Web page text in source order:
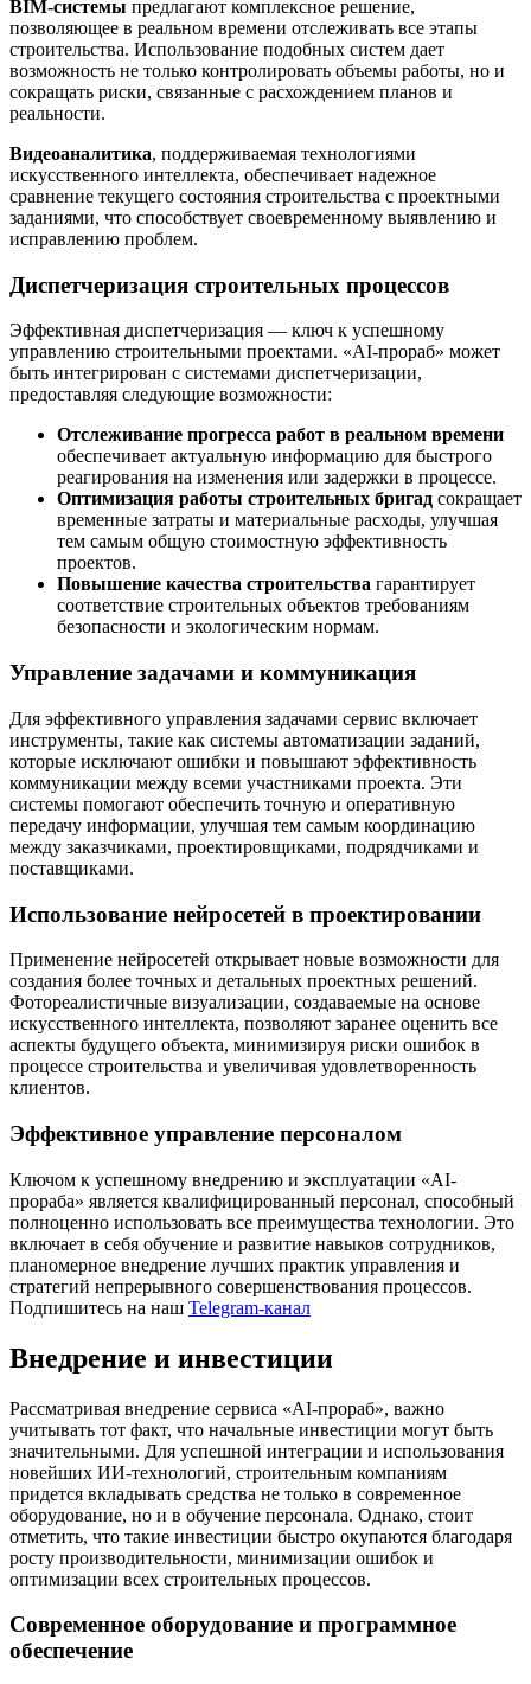
BIM-системы предлагают комплексное решение,
позволяющее в реальном времени отслеживать все этапы
строительства. Использование подобных систем дает
возможность не только контролировать объемы работы, но и
сокращать риски, связанные с расхождением планов и
реальности.
Видеоаналитика, поддерживаемая технологиями
искусственного интеллекта, обеспечивает надежное
сравнение текущего состояния строительства с проектными
заданиями, что способствует своевременному выявлению и
исправлению проблем.
Диспетчеризация строительных процессов
Эффективная диспетчеризация — ключ к успешному
управлению строительными проектами. «AI-прораб» может
быть интегрирован с системами диспетчеризации,
предоставляя следующие возможности:
Отслеживание прогресса работ в реальном времени
обеспечивает актуальную информацию для быстрого
реагирования на изменения или задержки в процессе.
Оптимизация работы строительных бригад сокращает
временные затраты и материальные расходы, улучшая
тем самым общую стоимостную эффективность
проектов.
Повышение качества строительства гарантирует
соответствие строительных объектов требованиям
безопасности и экологическим нормам.
Управление задачами и коммуникация
Для эффективного управления задачами сервис включает
инструменты, такие как системы автоматизации заданий,
которые исключают ошибки и повышают эффективность
коммуникации между всеми участниками проекта. Эти
системы помогают обеспечить точную и оперативную
передачу информации, улучшая тем самым координацию
между заказчиками, проектировщиками, подрядчиками и
поставщиками.
Использование нейросетей в проектировании
Применение нейросетей открывает новые возможности для
создания более точных и детальных проектных решений.
Фотореалистичные визуализации, создаваемые на основе
искусственного интеллекта, позволяют заранее оценить все
аспекты будущего объекта, минимизируя риски ошибок в
процессе строительства и увеличивая удовлетворенность
клиентов.
Эффективное управление персоналом
Ключом к успешному внедрению и эксплуатации «AI-
прораба» является квалифицированный персонал, способный
полноценно использовать все преимущества технологии. Это
включает в себя обучение и развитие навыков сотрудников,
планомерное внедрение лучших практик управления и
стратегий непрерывного совершенствования процессов.
Подпишитесь на наш Telegram-канал
Внедрение и инвестиции
Рассматривая внедрение сервиса «AI-прораб», важно
учитывать тот факт, что начальные инвестиции могут быть
значительными. Для успешной интеграции и использования
новейших ИИ-технологий, строительным компаниям
придется вкладывать средства не только в современное
оборудование, но и в обучение персонала. Однако, стоит
отметить, что такие инвестиции быстро окупаются благодаря
росту производительности, минимизации ошибок и
оптимизации всех строительных процессов.
Современное оборудование и программное
обеспечение